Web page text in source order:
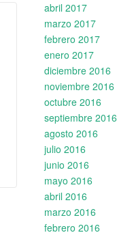
abril 2017
marzo 2017
febrero 2017
enero 2017
diciembre 2016
noviembre 2016
octubre 2016
septiembre 2016
agosto 2016
julio 2016
junio 2016
mayo 2016
abril 2016
marzo 2016
febrero 2016